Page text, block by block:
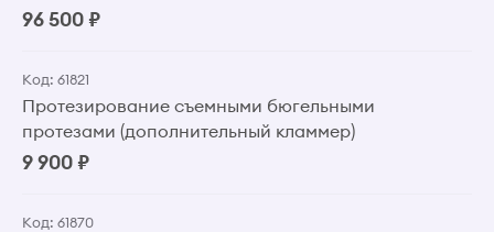
96 500 ₽
Код: 61821
Протезирование съемными бюгельными
протезами (дополнительный кламмер)
9 900 ₽
Код: 61870